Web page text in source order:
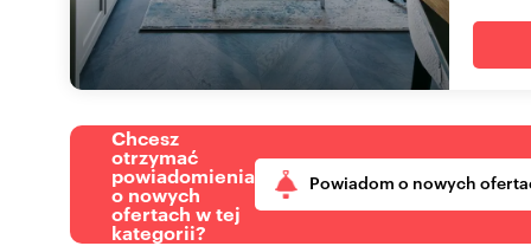
Chcesz
otrzymać
powiadomienia
o nowych
ofertach w tej
kategorii?
Powiadom o nowych